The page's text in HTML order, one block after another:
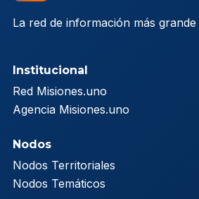
La red de información más grande
Institucional
Red Misiones.uno
Agencia Misiones.uno
Nodos
Nodos Territoriales
Nodos Temáticos